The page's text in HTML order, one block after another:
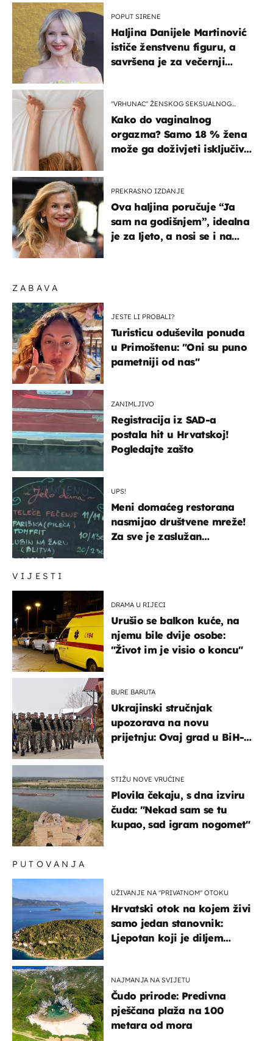
VIJESTI
DRAMA U RIJECI
Urušio se balkon kuće, na
njemu bile dvije osobe:
"Život im je visio o koncu"
BURE BARUTA
Ukrajinski stručnjak
upozorava na novu
prijetnju: Ovaj grad u BiH-u
STIŽU NOVE VRUĆINE
Plovila čekaju, s dna izviru
čuda: "Nekad sam se tu
kupao, sad igram nogomet"
ZABAVA
JESTE LI PROBALI?
Turisticu oduševila ponuda
u Primoštenu: "Oni su puno
pametniji od nas"
ZANIMLJIVO
Registracija iz SAD-a
postala hit u Hrvatskoj!
Pogledajte zašto
UPS!
Meni domaćeg restorana
nasmijao društvene mreže!
Za sve je zaslužan
PUTOVANJA
UŽIVANJE NA "PRIVATNOM" OTOKU
Hrvatski otok na kojem živi
samo jedan stanovnik:
Ljepotan koji je diljem
NAJMANJA NA SVIJETU
Čudo prirode: Predivna
pješčana plaža na 100
metara od mora
POPUT SIRENE
Haljina Danijele Martinović
ističe ženstvenu figuru, a
savršena je za večernji
"VRHUNAC" ŽENSKOG SEKSUALNOG
Kako do vaginalnog
orgazma? Samo 18 % žena
može ga doživjeti isključivo
PREKRASNO IZDANJE
Ova haljina poručuje “Ja
sam na godišnjem”, idealna
je za ljeto, a nosi se i na